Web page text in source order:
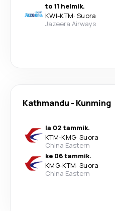
to 11 helmik.
KWI-KTM· Suora
Jazeera Airways
Kathmandu - Kunming
la 02 tammik.
KTM-KMG· Suora
China Eastern
ke 06 tammik.
KMG-KTM· Suora
China Eastern